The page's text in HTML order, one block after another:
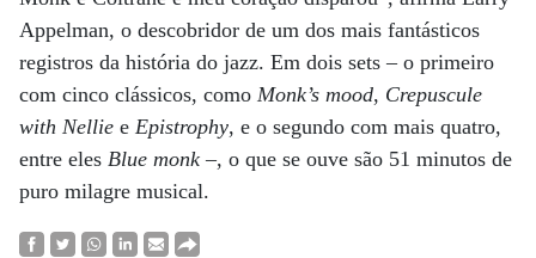
Appelman, o descobridor de um dos mais fantásticos
registros da história do jazz. Em dois sets – o primeiro
com cinco clássicos, como Monk’s mood, Crepuscule
with Nellie e Epistrophy, e o segundo com mais quatro,
entre eles Blue monk –, o que se ouve são 51 minutos de
puro milagre musical.